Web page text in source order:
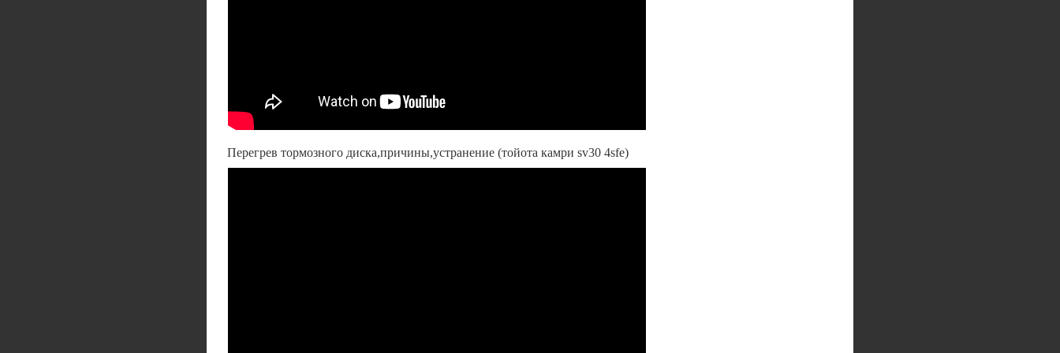
Перегрев тормозного диска,причины,устранение (тойота камри sv30 4sfe)